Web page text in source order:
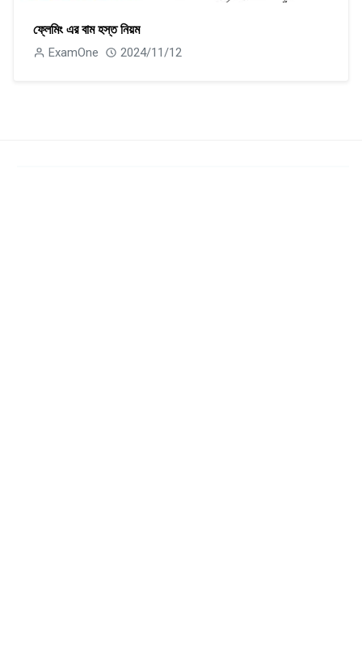
ফ্লেমিং এর বাম হস্ত নিয়ম
ExamOne 2024/11/12